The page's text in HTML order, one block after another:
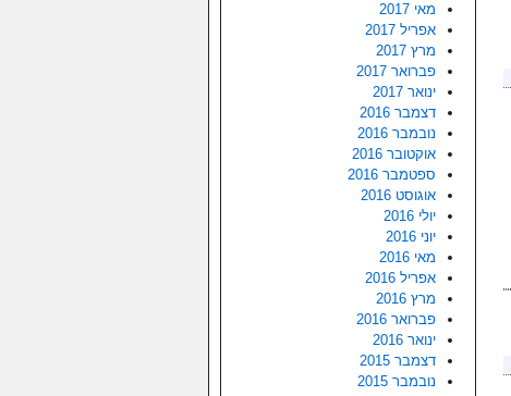
מאי 2017
אפריל 2017
מרץ 2017
פברואר 2017
ינואר 2017
דצמבר 2016
נובמבר 2016
אוקטובר 2016
ספטמבר 2016
אוגוסט 2016
יולי 2016
יוני 2016
מאי 2016
אפריל 2016
מרץ 2016
פברואר 2016
ינואר 2016
דצמבר 2015
נובמבר 2015